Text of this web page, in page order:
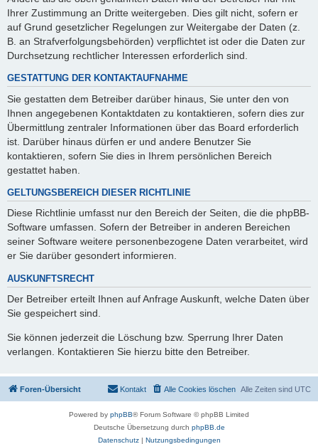
Ihrer Zustimmung an Dritte weitergeben. Dies gilt nicht, sofern er
auf Grund gesetzlicher Regelungen zur Weitergabe der Daten (z.
B. an Strafverfolgungsbehörden) verpflichtet ist oder die Daten zur
Durchsetzung rechtlicher Interessen erforderlich sind.
GESTATTUNG DER KONTAKTAUFNAHME
Sie gestatten dem Betreiber darüber hinaus, Sie unter den von
Ihnen angegebenen Kontaktdaten zu kontaktieren, sofern dies zur
Übermittlung zentraler Informationen über das Board erforderlich
ist. Darüber hinaus dürfen er und andere Benutzer Sie
kontaktieren, sofern Sie dies in Ihrem persönlichen Bereich
gestattet haben.
GELTUNGSBEREICH DIESER RICHTLINIE
Diese Richtlinie umfasst nur den Bereich der Seiten, die die phpBB-
Software umfassen. Sofern der Betreiber in anderen Bereichen
seiner Software weitere personenbezogene Daten verarbeitet, wird
er Sie darüber gesondert informieren.
AUSKUNFTSRECHT
Der Betreiber erteilt Ihnen auf Anfrage Auskunft, welche Daten über
Sie gespeichert sind.
Sie können jederzeit die Löschung bzw. Sperrung Ihrer Daten
verlangen. Kontaktieren Sie hierzu bitte den Betreiber.
Foren-Übersicht Alle Zeiten sind UTC
Alle Cookies löschen
Kontakt
Powered by phpBB® Forum Software © phpBB Limited
Deutsche Übersetzung durch phpBB.de
Datenschutz| Nutzungsbedingungen